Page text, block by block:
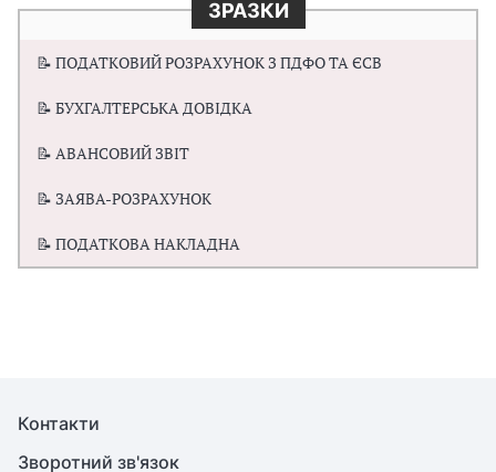
ЗРАЗКИ
📝 ПОДАТКОВИЙ РОЗРАХУНОК З ПДФО ТА ЄСВ
📝 БУХГАЛТЕРСЬКА ДОВІДКА
📝 АВАНСОВИЙ ЗВІТ
📝 ЗАЯВА-РОЗРАХУНОК
📝 ПОДАТКОВА НАКЛАДНА
Контакти
Зворотний зв'язок